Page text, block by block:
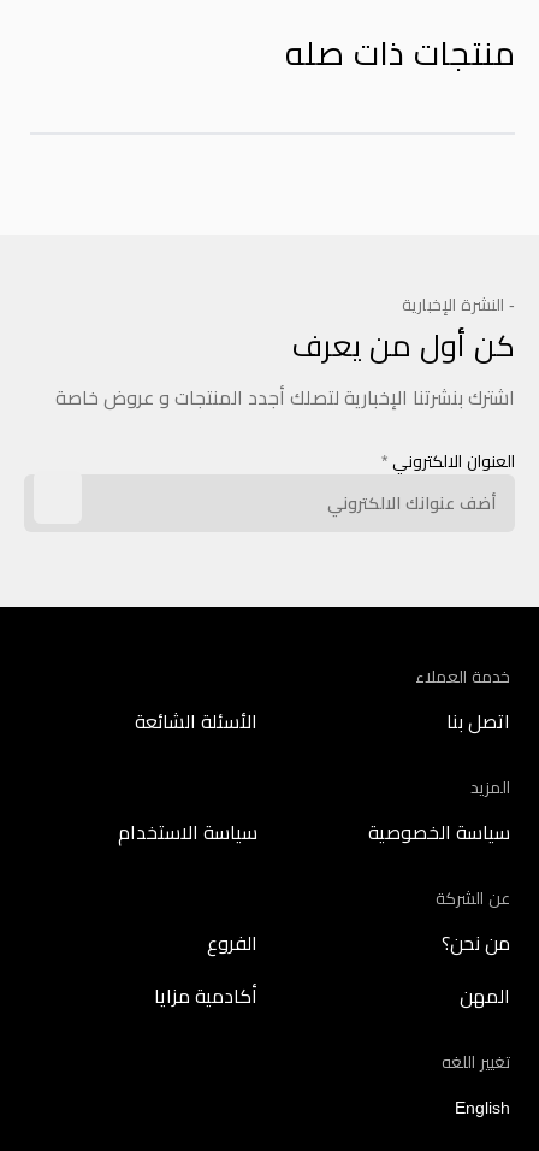
منتجات ذات صله
- النشرة الإخبارية
كن أول من يعرف
اشترك بنشرتنا الإخبارية لتصلك أجدد المنتجات و عروض خاصة
العنوان الالكتروني *
خدمة العملاء
اتصل بنا الأسئلة الشائعة
المزيد
سياسة الخصوصية سياسة الاستخدام
عن الشركة
من نحن؟ الفروع
المهن أكادمية مزايا
تغيير اللغه
English